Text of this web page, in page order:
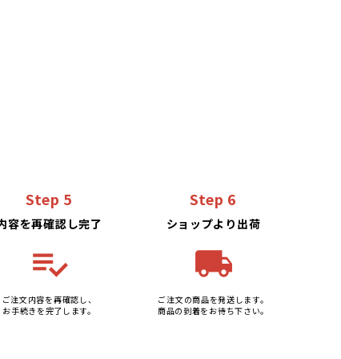
Step 5
容を再確認し完了
playlist_add_check
ご注文内容を再確認し、
お手続きを完了します。
Step 6
ショップより出荷
local_shipping
ご注文の商品を発送します。
商品の到着をお待ち下さい。